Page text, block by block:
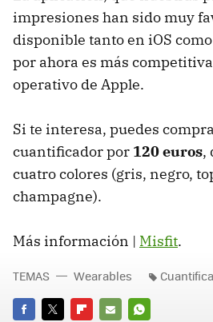
impresiones han sido muy
disponible tanto en iOS
por ahora es más
operativo de Apple.
Si te interesa, puedes
cuantificador por 120 euros,
cuatro colores (gris, negro,
champagne).
Más información | Misfit.
TEMAS Wearables